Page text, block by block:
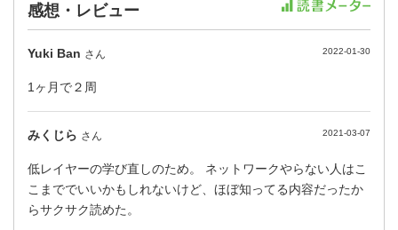
感想・レビュー
Yuki Ban さん 2022-01-30
1ヶ月で２周
みくじら さん 2021-03-07
低レイヤーの学び直しのため。 ネットワークやらない人はこ
こまででいいかもしれないけど、ほぼ知ってる内容だったか
らサクサク読めた。